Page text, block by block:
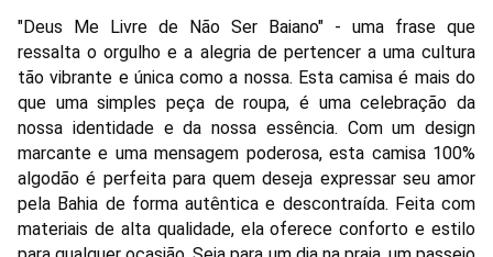
"Deus Me Livre de Não Ser Baiano" - uma frase que
ressalta o orgulho e a alegria de pertencer a uma cultura
tão vibrante e única como a nossa. Esta camisa é mais do
que uma simples peça de roupa, é uma celebração da
nossa identidade e da nossa essência. Com um design
marcante e uma mensagem poderosa, esta camisa 100%
algodão é perfeita para quem deseja expressar seu amor
pela Bahia de forma autêntica e descontraída. Feita com
materiais de alta qualidade, ela oferece conforto e estilo